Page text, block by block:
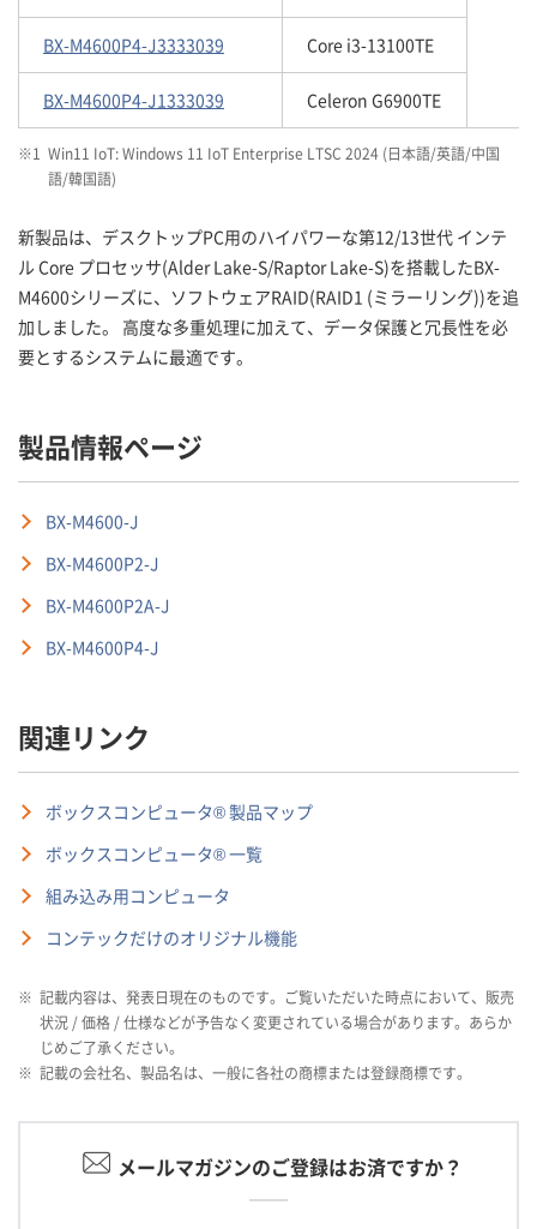
BX-M4600P4-J3333039 Core i3-13100TE
BX-M4600P4-J1333039 Celeron G6900TE
※1 Win11 IoT: Windows 11 IoT Enterprise LTSC 2024 (日本語/英語/中国
語/韓国語)
新製品は、デスクトップPC用のハイパワーな第12/13世代 インテ
ル Core プロセッサ(Alder Lake-S/Raptor Lake-S)を搭載したBX-
M4600シリーズに、ソフトウェアRAID(RAID1 (ミラーリング))を追
加しました。 高度な多重処理に加えて、データ保護と冗長性を必
要とするシステムに最適です。
製品情報ページ
BX-M4600-J
BX-M4600P2-J
BX-M4600P2A-J
BX-M4600P4-J
関連リンク
ボックスコンピュータ® 製品マップ
ボックスコンピュータ® 一覧
組み込み用コンピュータ
コンテックだけのオリジナル機能
※ 記載内容は、発表日現在のものです。ご覧いただいた時点において、販売
状況 / 価格 / 仕様などが予告なく変更されている場合があります。あらか
じめご了承ください。
※ 記載の会社名、製品名は、一般に各社の商標または登録商標です。
メールマガジンのご登録はお済ですか？